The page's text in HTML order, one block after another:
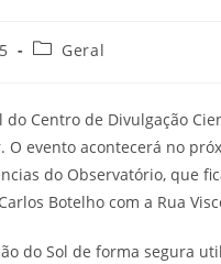
Geral
Centro de Divulgação
O evento acontecerá no
do Observatório, que
Botelho com a Rua
do Sol de forma segura